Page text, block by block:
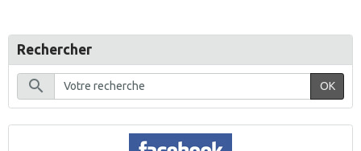
Rechercher
OK